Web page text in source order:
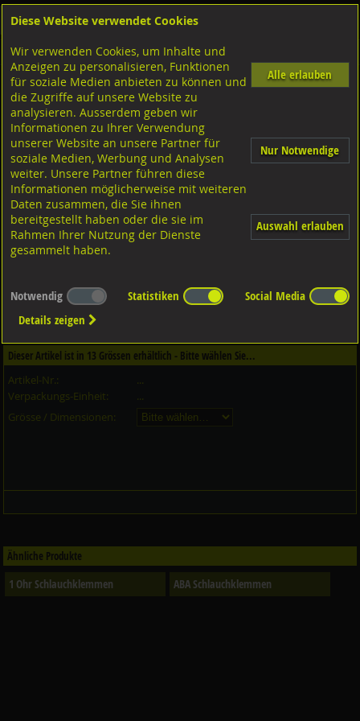
Shop Ketten Seile Schlauch-Zubehör Schlauchklemmen
OETIKER 2-Ohr SchlauchklemmenStahl verzinkt,
Dieser Artikel ist in 2Qualitäten erhältlich - Bitte wählen Sie...
Qualität / Oberfläche
Dieser Artikel ist in 13 Grössen erhältlich - Bitte wählen Sie...
Artikel-Nr.:
...
Verpackungs-Einheit:
...
Grösse / Dimensionen:
Ähnliche Produkte
1 Ohr Schlauchklemmen ABA Schlauchklemmen
Diese Website verwendet Cookies
Wir verwenden Cookies, um Inhalte und
Anzeigen zu personalisieren, Funktionen
für soziale Medien anbieten zu können und
die Zugriffe auf unsere Website zu
analysieren. Ausserdem geben wir
Informationen zu Ihrer Verwendung
unserer Website an unsere Partner für
soziale Medien, Werbung und Analysen
weiter. Unsere Partner führen diese
Informationen möglicherweise mit weiteren
Daten zusammen, die Sie ihnen
bereitgestellt haben oder die sie im
Rahmen Ihrer Nutzung der Dienste
gesammelt haben.
Alle erlauben
Nur Notwendige
Auswahl erlauben
Notwendig Statistiken
Social Media
Details zeigen